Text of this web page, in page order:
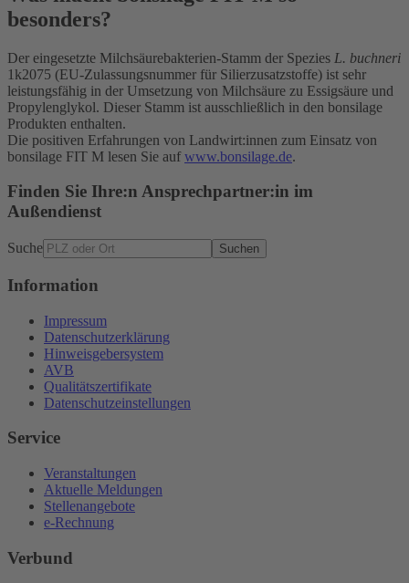
besonders?
Der eingesetzte Milchsäurebakterien-Stamm der Spezies L. buchneri
1k2075 (EU-Zulassungsnummer für Silierzusatzstoffe) ist sehr
leistungsfähig in der Umsetzung von Milchsäure zu Essigsäure und
Propylenglykol. Dieser Stamm ist ausschließlich in den bonsilage
Produkten enthalten.
Die positiven Erfahrungen von Landwirt:innen zum Einsatz von
bonsilage FIT M lesen Sie auf www.bonsilage.de.
Finden Sie Ihre:n Ansprechpartner:in im
Außendienst
Suche Suchen
Information
Impressum
Datenschutzerklärung
Hinweisgebersystem
AVB
Qualitätszertifikate
Datenschutzeinstellungen
Service
Veranstaltungen
Aktuelle Meldungen
Stellenangebote
e-Rechnung
Verbund